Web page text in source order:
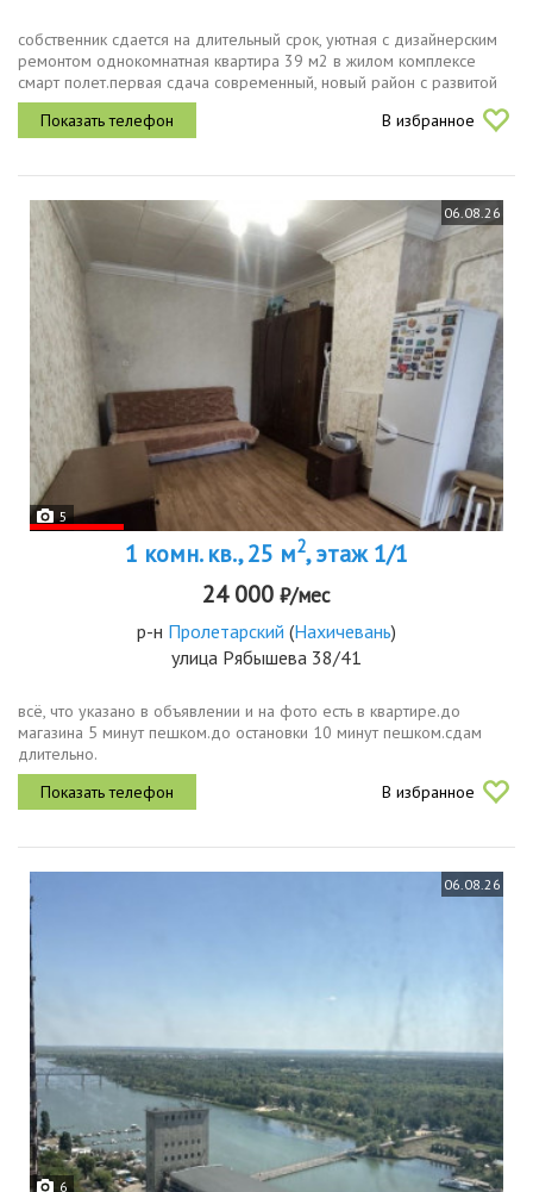
собственник сдается на длительный срок, уютная с дизайнерским
ремонтом однокомнатная квартира 39 м2 в жилом комплексе
смарт полет.первая сдача современный, новый район с развитой
инфраструктурой. двор без машин, гостевая парковка за домом,...
В избранное
06.08.26
5
1 комн. кв., 25 м2, этаж 1/1
24 000 ₽/мес
р-н Пролетарский (Нахичевань)
улица Рябышева 38/41
всё, что указано в объявлении и на фото есть в квартире.до
магазина 5 минут пешком.до остановки 10 минут пешком.сдам
длительно.
В избранное
06.08.26
6